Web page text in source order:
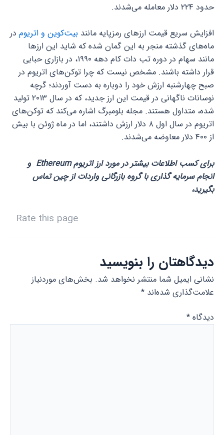
حدود ۲۲۴ دلار معامله می‌شدند.
افزایش سریع قیمت ارزهای رمزپایه مانند بیت‌کوین و اتریوم در
ماه‌های گذشته منجر به این گمان شده که شاید این ارزها
مانند سهام در دوره تب دات کام دهه ۱۹۹۰، در بازاری حبابی
قرار داشته باشند. مشخص نیست که چرا توکن‌های اتریوم در
صبح چهارشنبه ارزش خود را دوباره به دست آوردند؛ گرچه
نوسانات ناگهانی در قیمت این ارز جدید، که در سال ۲۰۱۳ تولید
شده، متداول هستند. مجله بلومبرگ اشاره می‌کند که توکن‌های
اتریوم در سال اول ۸ دلار ارزش داشتند، اما در ماه ژوئن با بیش
از ۴۰۰ دلار معاوضه می‌شدند.
برای کسب اطلاعات بیشتر در مورد ارز اتریوم Ethereum و
انجام سرمایه گذاری با گروه بازرگانی واردات از چین تماس
بگیرید،
Rate this page
دیدگاهتان را بنویسید
نشانی ایمیل شما منتشر نخواهد شد. بخش‌های موردنیاز
علامت‌گذاری شده‌اند *
دیدگاه*